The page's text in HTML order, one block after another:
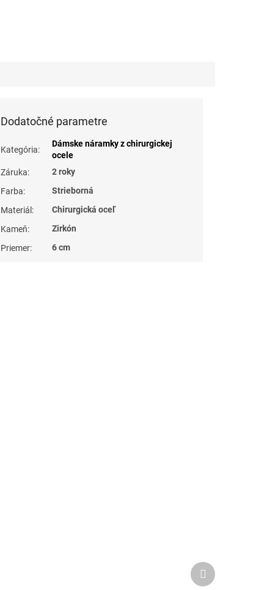
Dodatočné parametre
Kategória:
Dámske náramky z chirurgickej
ocele
Záruka:
2 roky
Farba:
Strieborná
Materiál :
Chirurgická oceľ
Kameň:
Zirkón
Priemer: 6 cm
Ďalší
produkt